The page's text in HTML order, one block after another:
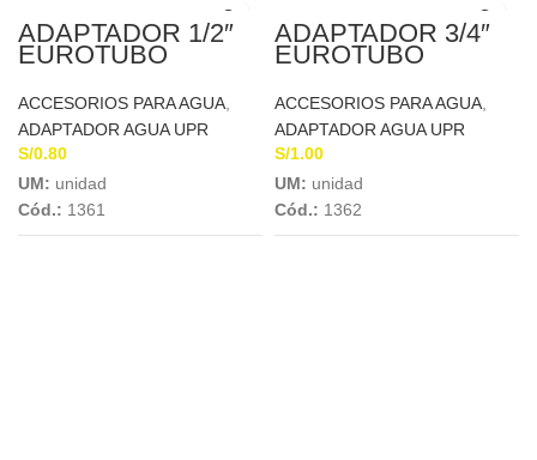
ADAPTADOR 1/2″
EUROTUBO
ACCESORIOS PARA AGUA
ADAPTADOR AGUA UPR
S/0.80
UM: unidad
Cód.: 1361
ADAPTADOR 3/4″
EUROTUBO
ACCESORIOS PARA AGUA
ADAPTADOR AGUA UPR
S/1.00
UM: unidad
Cód.: 1362